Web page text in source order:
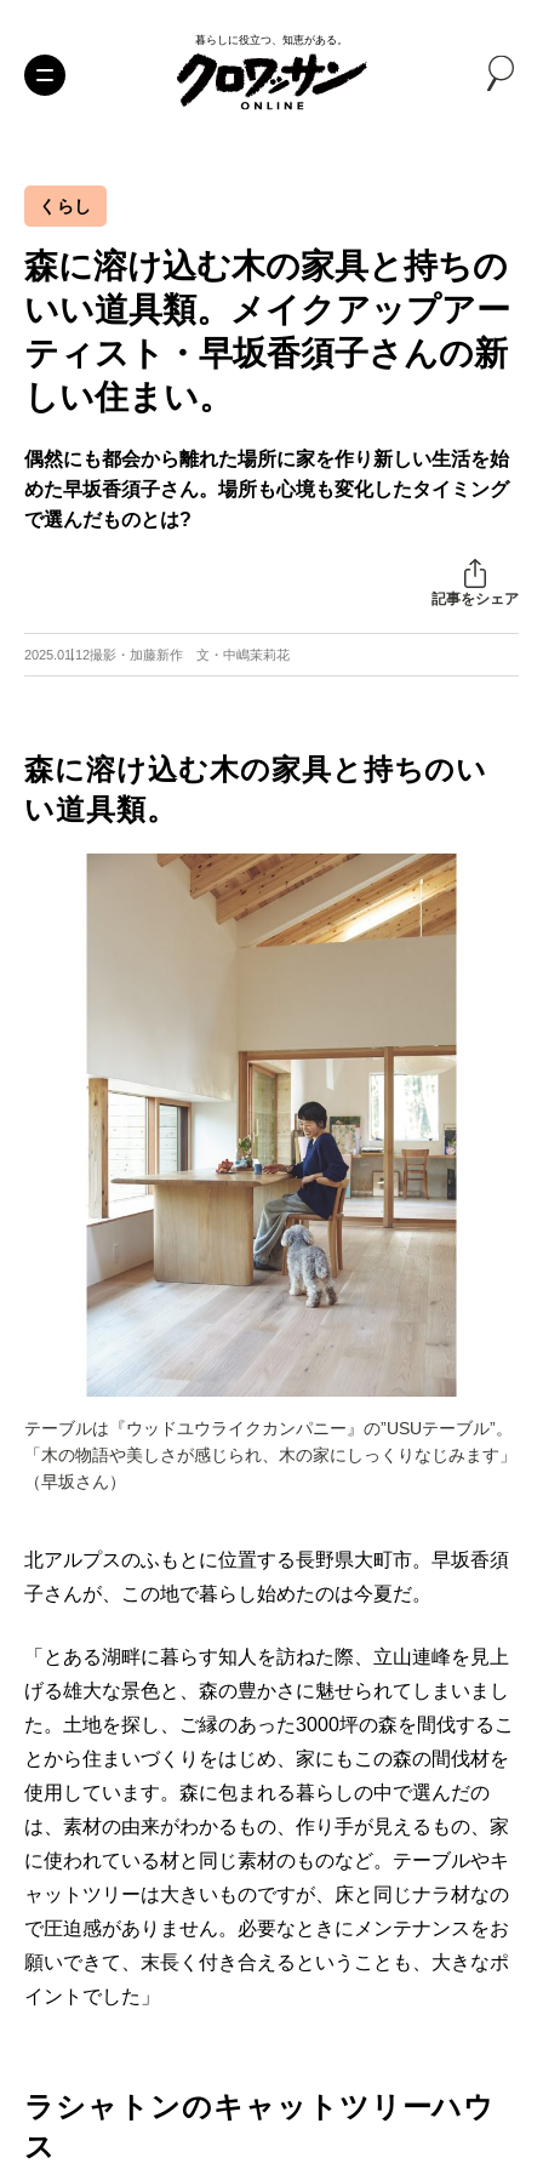
暮らしに役立つ、知恵がある。
くらし
森に溶け込む木の家具と持ちの
いい道具類。メイクアップアー
ティスト・早坂香須子さんの新
しい住まい。
偶然にも都会から離れた場所に家を作り新しい生活を始
めた早坂香須子さん。場所も心境も変化したタイミング
で選んだものとは?
記事をシェア
2025.01.12撮影・加藤新作 文・中嶋茉莉花
森に溶け込む木の家具と持ちのい
い道具類。
テーブルは『ウッドユウライクカンパニー』の”USUテーブル”。
「木の物語や美しさが感じられ、木の家にしっくりなじみます」
（早坂さん）
北アルプスのふもとに位置する長野県大町市。早坂香須
子さんが、この地で暮らし始めたのは今夏だ。
「とある湖畔に暮らす知人を訪ねた際、立山連峰を見上
げる雄大な景色と、森の豊かさに魅せられてしまいまし
た。土地を探し、ご縁のあった3000坪の森を間伐するこ
とから住まいづくりをはじめ、家にもこの森の間伐材を
使用しています。森に包まれる暮らしの中で選んだの
は、素材の由来がわかるもの、作り手が見えるもの、家
に使われている材と同じ素材のものなど。テーブルやキ
ャットツリーは大きいものですが、床と同じナラ材なの
で圧迫感がありません。必要なときにメンテナンスをお
願いできて、末長く付き合えるということも、大きなポ
イントでした」
ラシャトンのキャットツリーハウ
ス